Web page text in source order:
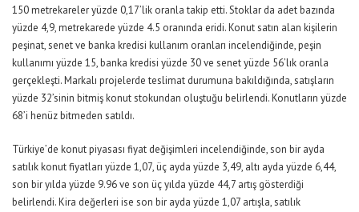
150 metrekareler yüzde 0,17’lik oranla takip etti. Stoklar da adet bazında
yüzde 4,9, metrekarede yüzde 4.5 oranında eridi. Konut satın alan kişilerin
peşinat, senet ve banka kredisi kullanım oranları incelendiğinde, peşin
kullanımı yüzde 15, banka kredisi yüzde 30 ve senet yüzde 56’lık oranla
gerçekleşti. Markalı projelerde teslimat durumuna bakıldığında, satışların
yüzde 32’sinin bitmiş konut stokundan oluştuğu belirlendi. Konutların yüzde
68’i henüz bitmeden satıldı.
Türkiye’de konut piyasası fiyat değişimleri incelendiğinde, son bir ayda
satılık konut fiyatları yüzde 1,07, üç ayda yüzde 3,49, altı ayda yüzde 6,44,
son bir yılda yüzde 9.96 ve son üç yılda yüzde 44,7 artış gösterdiği
belirlendi. Kira değerleri ise son bir ayda yüzde 1,07 artışla, satılık